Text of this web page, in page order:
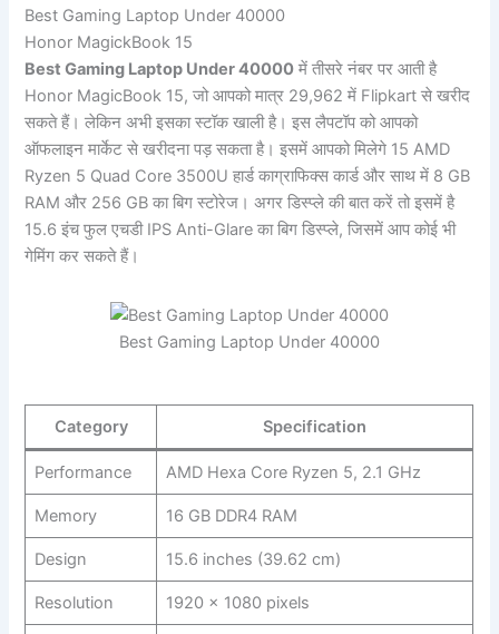
Best Gaming Laptop Under 40000
Honor MagickBook 15
Best Gaming Laptop Under 40000 में तीसरे नंबर पर आती है
Honor MagicBook 15, जो आपको मात्र 29,962 में Flipkart से खरीद
सकते हैं। लेकिन अभी इसका स्टॉक खाली है। इस लैपटॉप को आपको
ऑफलाइन मार्केट से खरीदना पड़ सकता है। इसमें आपको मिलेगे 15 AMD
Ryzen 5 Quad Core 3500U हार्ड काग्राफिक्स कार्ड और साथ में 8 GB
RAM और 256 GB का बिग स्टोरेज। अगर डिस्प्ले की बात करें तो इसमें है
15.6 इंच फुल एचडी IPS Anti-Glare का बिग डिस्प्ले, जिसमें आप कोई भी
गेमिंग कर सकते हैं।
Best Gaming Laptop Under 40000
Category Specification
Performance AMD Hexa Core Ryzen 5, 2.1 GHz
Memory 16 GB DDR4 RAM
Design 15.6 inches (39.62 cm)
Resolution 1920 x 1080 pixels